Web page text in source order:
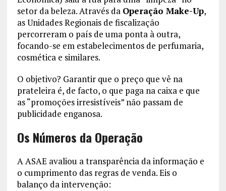
setor da beleza. Através da Operação Make-Up,
as Unidades Regionais de fiscalização
percorreram o país de uma ponta à outra,
focando-se em estabelecimentos de perfumaria,
cosmética e similares.
O objetivo? Garantir que o preço que vê na
prateleira é, de facto, o que paga na caixa e que
as “promoções irresistíveis” não passam de
publicidade enganosa.
Os Números da Operação
A ASAE avaliou a transparência da informação e
o cumprimento das regras de venda. Eis o
balanço da intervenção: